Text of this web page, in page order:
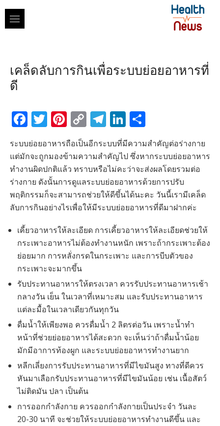
content
เคล็ดลับการกินเพื่อระบบย่อยอาหารที่
ดี
Facebook
Twitter
Pinterest
Copy
Link
Telegram
LinkedIn
ระบบย่อยอาหารถือเป็นอีกระบบที่มีความสำคัญต่อร่างกาย
แต่มักจะถูกมองข้ามความสำคัญไป ซึ่งหากระบบย่อยอาหาร
ทำงานผิดปกติแล้ว ทราบหรือไม่คะว่าจะส่งผลโดยรวมต่อ
ร่างกาย ดังนั้นการดูแลระบบย่อยอาหารด้วยการปรับ
พฤติกรรมก็จะสามารถช่วยให้ดีขึ้นได้นะคะ วันนี้เรามีเคล็ด
ลับการกินอย่างไรเพื่อให้มีระบบย่อยอาหารที่ดีมาฝากค่ะ
เคี้ยวอาหารให้ละเอียด การเคี้ยวอาหารให้ละเอียดช่วยให้
กระเพาะอาหารไม่ต้องทำงานหนัก เพราะถ้ากระเพาะต้อง
ย่อยมาก การหลั่งกรดในกระเพาะ และการบีบตัวของ
กระเพาะจะมากขึ้น
รับประทานอาหารให้ตรงเวลา ควรรับประทานอาหารเช้า
กลางวัน เย็น ในเวลาที่เหมาะสม และรับประทานอาหาร
แต่ละมื้อในเวลาเดียวกันทุกวัน
ดื่มน้ำให้เพียงพอ ควรดื่มน้ำ 2 ลิตรต่อวัน เพราะน้ำทำ
หน้าที่ช่วยย่อยอาหารได้สะดวก จะเห็นว่าถ้าดื่มน้ำน้อย
มักมีอาการท้องผูก และระบบย่อยอาหารทำงานยาก
หลีกเลี่ยงการรับประทานอาหารที่มีไขมันสูง ทางที่ดีควร
หันมาเลือกรับประทานอาหารที่มีไขมันน้อย เช่น เนื้อสัตว์
ไม่ติดมัน ปลา เป็นต้น
การออกกำลังกาย ควรออกกำลังกายเป็นประจำ วันละ
20-30 นาที จะช่วยให้ระบบย่อยอาหารทำงานดีขึ้น และ